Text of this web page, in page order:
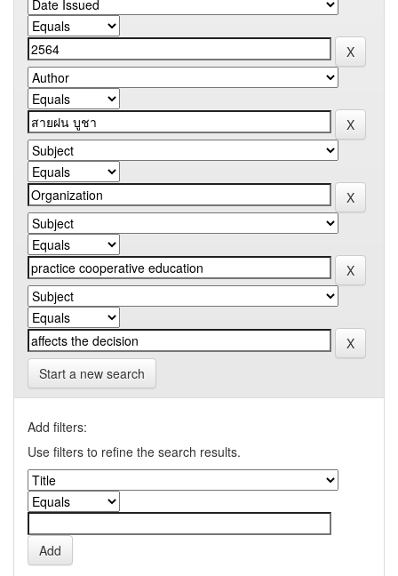
Start a new search
Add filters:
Use filters to refine the search results.